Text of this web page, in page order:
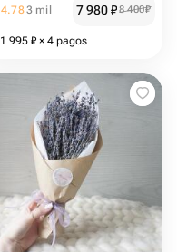
4.783 mil 7 980₽8 400₽
1 995 ₽ × 4 pagos